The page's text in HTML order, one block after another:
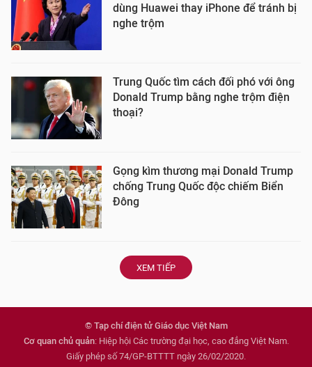
dùng Huawei thay iPhone để tránh bị
nghe trộm
Trung Quốc tìm cách đối phó với ông
Donald Trump bằng nghe trộm điện
thoại?
Gọng kìm thương mại Donald Trump
chống Trung Quốc độc chiếm Biển
Đông
XEM TIẾP
© Tạp chí điện tử Giáo dục Việt Nam
Cơ quan chủ quản: Hiệp hội Các trường đại học, cao đẳng Việt Nam.
Giấy phép số 74/GP-BTTTT ngày 26/02/2020.